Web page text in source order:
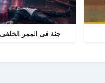
جثة فى الممر الخلفى